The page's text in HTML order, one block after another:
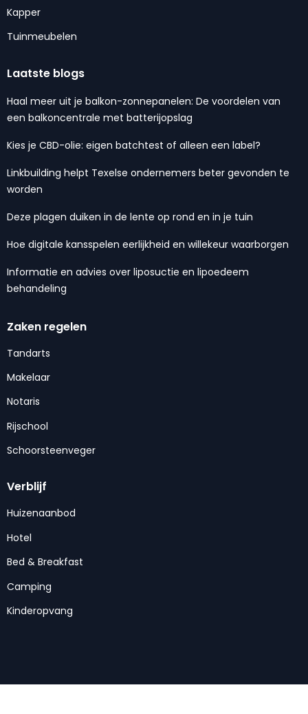
Kapper
Tuinmeubelen
Laatste blogs
Haal meer uit je balkon-zonnepanelen: De voordelen van
een balkoncentrale met batterijopslag
Kies je CBD-olie: eigen batchtest of alleen een label?
Linkbuilding helpt Texelse ondernemers beter gevonden te
worden
Deze plagen duiken in de lente op rond en in je tuin
Hoe digitale kansspelen eerlijkheid en willekeur waarborgen
Informatie en advies over liposuctie en lipoedeem
behandeling
Zaken regelen
Tandarts
Makelaar
Notaris
Rijschool
Schoorsteenveger
Verblijf
Huizenaanbod
Hotel
Bed & Breakfast
Camping
Kinderopvang